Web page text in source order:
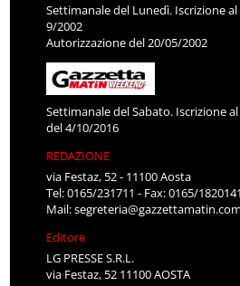
Settimanale del Lunedì. Iscrizione
9/2002
Autorizzazione del 20/05/2002
Settimanale del Sabato. Iscrizione
del 4/10/2016
REDAZIONE
via Festaz, 52 - 11100 Aosta
Tel: 0165/231711 - Fax: 0165/1820141
Mail:segreteria@gazzettamatin.com
Editore
LG PRESSE S.R.L.
via Festaz, 52 11100 AOSTA